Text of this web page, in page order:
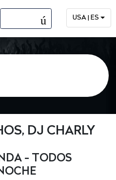
menú USA | ES
DJ CHARLY
- TODOS